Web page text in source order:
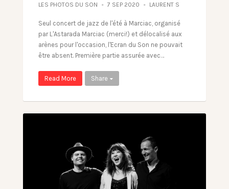
LES PHOTOS DU SON 7 SEP 2020 LAURENT S
Seul concert de jazz de l'été à Marciac, organisé
par L'Astarada Marciac (merci!) et délocalisé aux
arènes pour l'occasion, l'Ecran du Son ne pouvait
être absent. Première partie assurée avec…
Read More Share